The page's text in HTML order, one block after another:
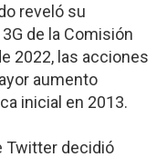
reveló su
de la Comisión
2022, las acciones
aumento
inicial en 2013.
Twitter decidió